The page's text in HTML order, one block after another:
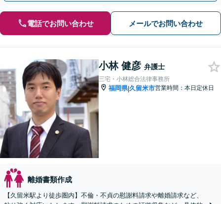
電話でお問い合わせ メールでお問い合わせ
小林 健彦 弁護士
三宅・小林総合法律事務所
福岡県|久留米市営業時間：本日定休日
離婚書類作成
【久留米駅より徒歩圏内】不倫・不貞の慰謝料請求や離婚請求など、